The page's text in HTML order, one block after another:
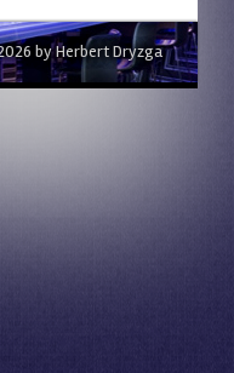
by Herbert Dryzga